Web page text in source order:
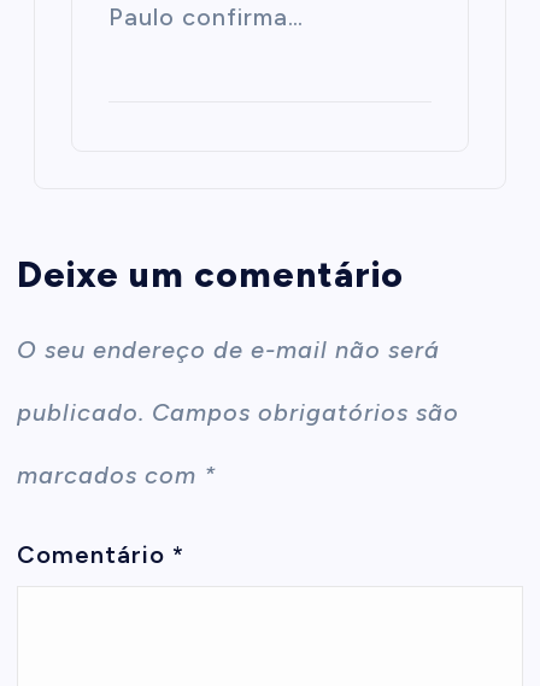
Paulo confirma…
Deixe um comentário
O seu endereço de e-mail não será
publicado. Campos obrigatórios são
marcados com *
Comentário *